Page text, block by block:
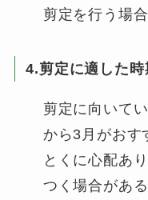
剪定を行う場
4.剪定に適した時
剪定に向いて
から3月がおす
とくに心配あ
つく場合があ